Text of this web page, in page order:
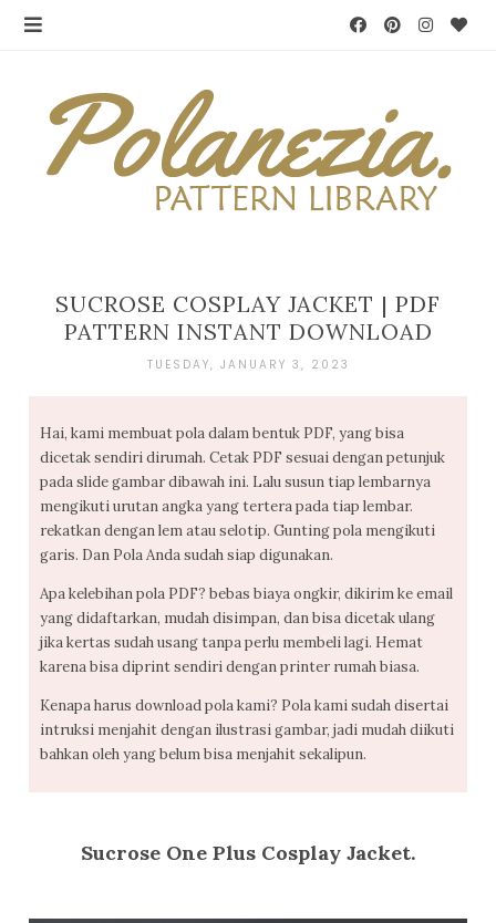
SUCROSE COSPLAY JACKET | PDF
PATTERN INSTANT DOWNLOAD
TUESDAY, JANUARY 3, 2023
Hai, kami membuat pola dalam bentuk PDF, yang bisa
dicetak sendiri dirumah. Cetak PDF sesuai dengan petunjuk
pada slide gambar dibawah ini. Lalu susun tiap lembarnya
mengikuti urutan angka yang tertera pada tiap lembar.
rekatkan dengan lem atau selotip. Gunting pola mengikuti
garis. Dan Pola Anda sudah siap digunakan.
Apa kelebihan pola PDF? bebas biaya ongkir, dikirim ke email
yang didaftarkan, mudah disimpan, dan bisa dicetak ulang
jika kertas sudah usang tanpa perlu membeli lagi. Hemat
karena bisa diprint sendiri dengan printer rumah biasa.
Kenapa harus download pola kami? Pola kami sudah disertai
intruksi menjahit dengan ilustrasi gambar, jadi mudah diikuti
bahkan oleh yang belum bisa menjahit sekalipun.
Sucrose One Plus Cosplay Jacket.